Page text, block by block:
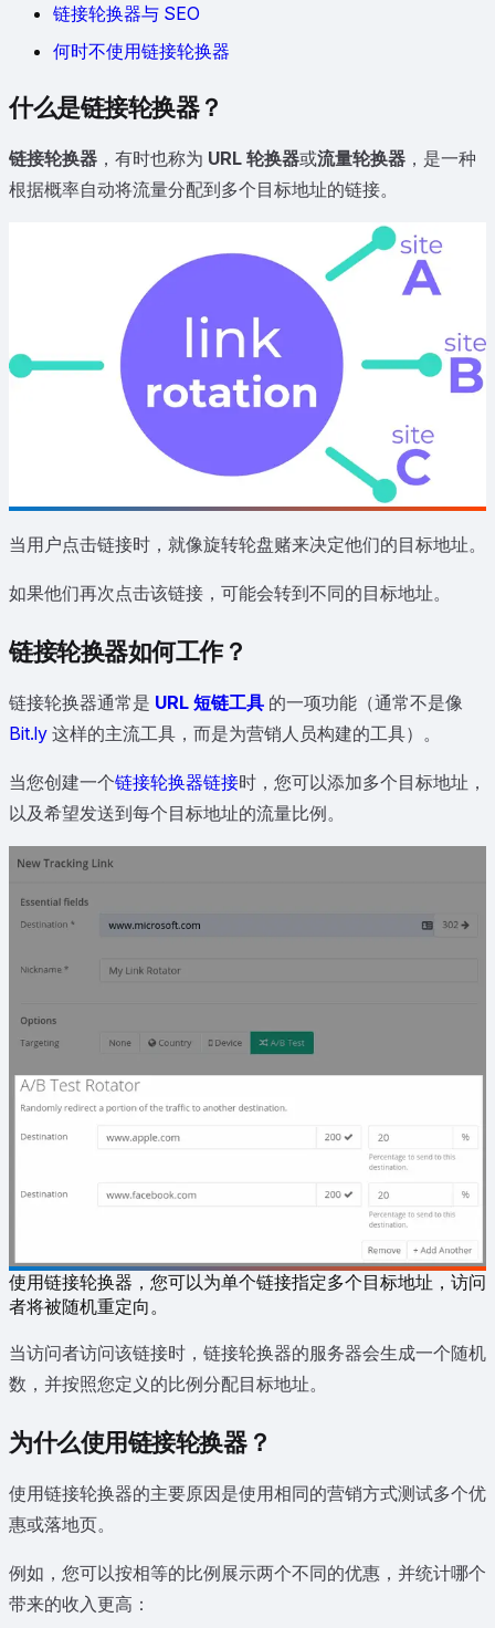
链接轮换器与 SEO
何时不使用链接轮换器
什么是链接轮换器？
链接轮换器 ，有时也称为 URL 轮换器或流量轮换器 ，是一种
根据概率自动将流量分配到多个目标地址的链接。
当用户点击链接时，就像旋转轮盘赌来决定他们的目标地址。
如果他们再次点击该链接，可能会转到不同的目标地址。
链接轮换器如何工作？
链接轮换器通常是 URL 短链工具 的一项功能（通常不是像
Bit.ly 这样的主流工具，而是为营销人员构建的工具）。
当您创建一个链接轮换器链接时，您可以添加多个目标地址，
以及希望发送到每个目标地址的流量比例。
使用链接轮换器，您可以为单个链接指定多个目标地址，访问
者将被随机重定向。
当访问者访问该链接时，链接轮换器的服务器会生成一个随机
数，并按照您定义的比例分配目标地址。
为什么使用链接轮换器？
使用链接轮换器的主要原因是使用相同的营销方式测试多个优
惠或落地页。
例如，您可以按相等的比例展示两个不同的优惠，并统计哪个
带来的收入更高：